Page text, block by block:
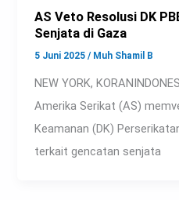
AS Veto Resolusi DK
Senjata di Gaza
5 Juni 2025/ Muh Shamil B
NEW YORK,
Amerika Serikat (AS)
Keamanan (DK)
terkait gencatan senjata